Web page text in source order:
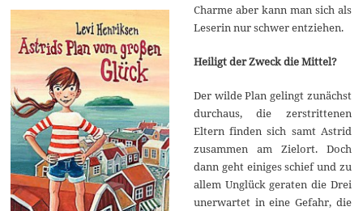
Charme aber kann man sich als
Leserin nur schwer entziehen.
Heiligt der Zweck die Mittel?
Der wilde Plan gelingt zunächst
durchaus, die zerstrittenen
Eltern finden sich samt Astrid
zusammen am Zielort. Doch
dann geht einiges schief und zu
allem Unglück geraten die Drei
unerwartet in eine Gefahr, die